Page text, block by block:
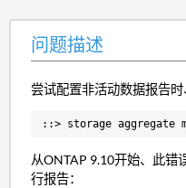
问题描述
尝试配置非活动数据报告时
::> storage aggregate
从ONTAP 9.10开始、此错
行报告：